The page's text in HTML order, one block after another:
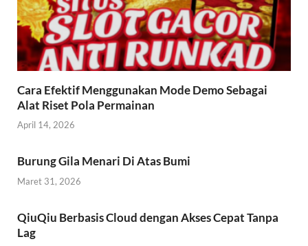
Cara Efektif Menggunakan Mode Demo Sebagai
Alat Riset Pola Permainan
April 14, 2026
Burung Gila Menari Di Atas Bumi
Maret 31, 2026
QiuQiu Berbasis Cloud dengan Akses Cepat Tanpa
Lag